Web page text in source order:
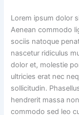
Lorem ipsum dolor
Aenean commodo
sociis natoque
nascetur ridiculus
dolor et, molestie
ultricies erat nec
sollicitudin.
hendrerit massa
commodo sed leo